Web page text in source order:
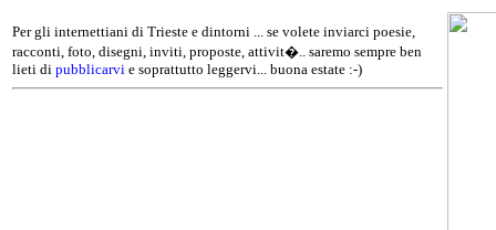
Per gli internettiani di Trieste e dintorni ... se volete inviarci poesie,
racconti, foto, disegni, inviti, proposte, attivit�.. saremo sempre ben
lieti di pubblicarvi e soprattutto leggervi... buona estate :-)